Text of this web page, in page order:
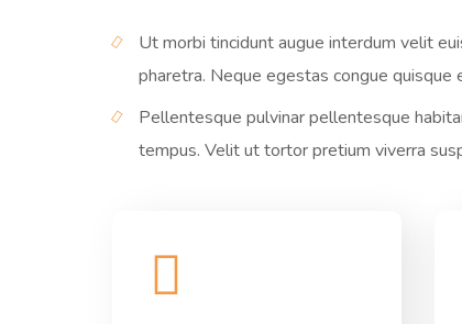
Ut morbi tincidunt augue interdum velit
pharetra. Neque egestas congue quisque
Pellentesque pulvinar pellentesque
tempus. Velit ut tortor pretium viverra